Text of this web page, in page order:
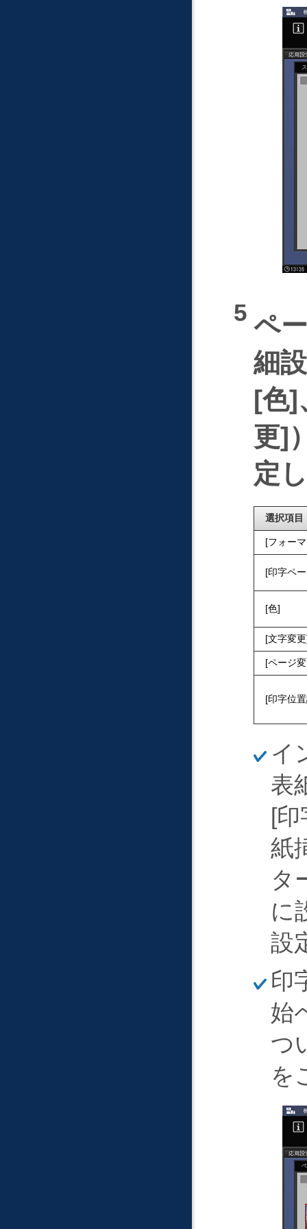
ペ
細
色
更
定
選択項目
フォー
印字ペ
色
文字変更
ページ
印字位
そ
イ
表
印
紙
タ
に
設
ほ
そ
印
始
つ
を